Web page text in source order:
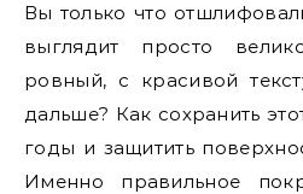
Вы только что
выглядит просто
ровный, с красивой
дальше? Как сохранить
годы и защитить
Именно правильное